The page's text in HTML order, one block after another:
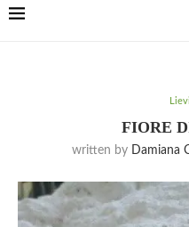
FIORE
written by Damiana